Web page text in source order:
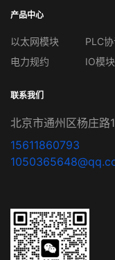
产品中心
以太网模块 PLC
电力规约
IO模块
联系我们
北京市通州区杨庄路
15611860793